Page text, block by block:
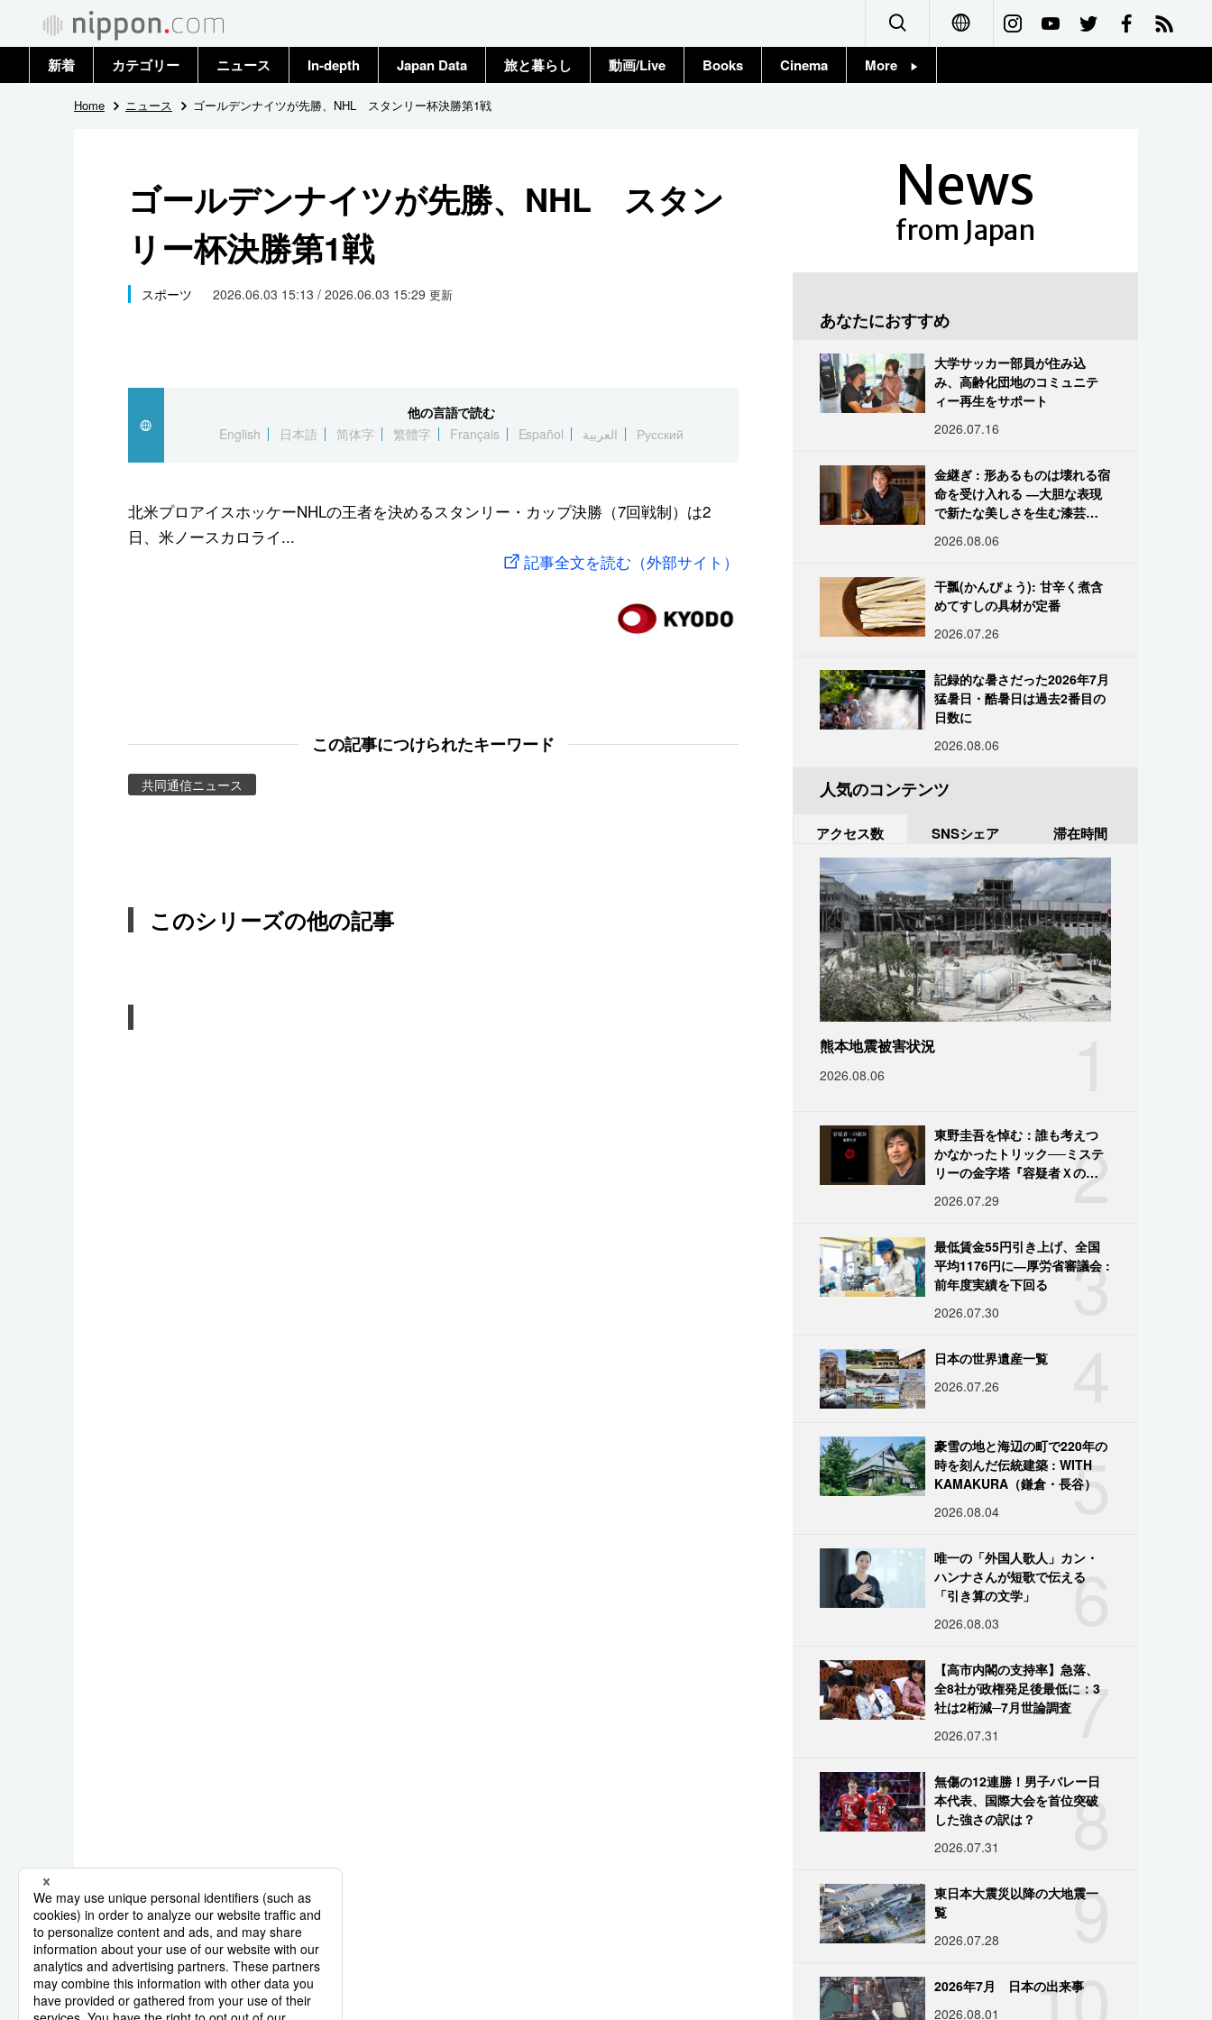
Français
新着 カテゴリー
政治・外交
国際
社会
文化
スポーツ・東京2020
ニュース
トップ
In-depth Japan Data 旅と暮らし 動画/Live Books Cinema More
Home ニュース ゴールデンナイツが先勝、NHL スタンリー杯決勝第1戦
ゴールデンナイツが先勝、NHL スタン
リー杯決勝第1戦
スポーツ 2026.06.03 15:13 / 2026.06.03 15:29 更新
他の言語で読む
English
日本語 简体字 繁體字 Français Español العربية Русский
北米プロアイスホッケーNHLの王者を決めるスタンリー・カップ決勝（7回戦制）は2
日、米ノースカロライ...
記事全文を読む（外部サイト）
この記事につけられたキーワード
共同通信ニュース
このシリーズの他の記事
News
from Japan
あなたにおすすめ
大学サッカー部員が住み込
み、高齢化団地のコミュニテ
ィー再生をサポート
2026.07.16
金継ぎ : 形あるものは壊れる宿
命を受け入れる ―大胆な表現
で新たな美しさを生む漆芸修
2026.08.06
干瓢(かんぴょう): 甘辛く煮含
めてすしの具材が定番
2026.07.26
記録的な暑さだった2026年7月
猛暑日・酷暑日は過去2番目の
日数に
2026.08.06
人気のコンテンツ
アクセス数 SNSシェア 滞在時間
熊本地震被害状況
2026.08.06
2
東野圭吾を悼む：誰も考えつ
かなかったトリック──ミステ
リーの金字塔『容疑者Ｘの献
2026.07.29
3
最低賃金55円引き上げ、全国
平均1176円に―厚労省審議会 :
前年度実績を下回る
2026.07.30
日本の世界遺産一覧
2026.07.26
5
豪雪の地と海辺の町で220年の
時を刻んだ伝統建築 : WITH
KAMAKURA（鎌倉・長谷）
2026.08.04
6
唯一の「外国人歌人」カン・
ハンナさんが短歌で伝える
「引き算の文学」
2026.08.03
7
【高市内閣の支持率】急落、
全8社が政権発足後最低に：3
社は2桁減─7月世論調査
2026.07.31
8
無傷の12連勝！男子バレー日
本代表、国際大会を首位突破
した強さの訳は？
2026.07.31
9
東日本大震災以降の大地震一
覧
2026.07.28
10
2026年7月 日本の出来事
2026.08.01